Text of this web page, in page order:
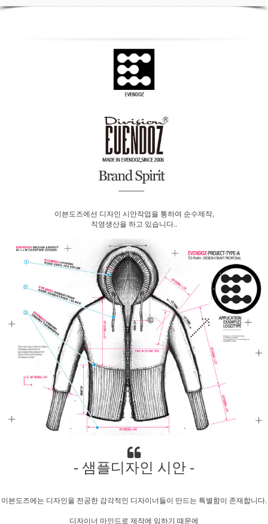
이븐도즈에선 디자인 시안작업을 통하여 순수제작,
직영생산을 하고 있습니다..
- 샘플디자인 시안 -
이븐도즈에는 디자인을 전공한 감각적인 디자이너들이 만드는 특별함이 존재합니다.
디자이너 마인드로 제작에 임하기 때문에